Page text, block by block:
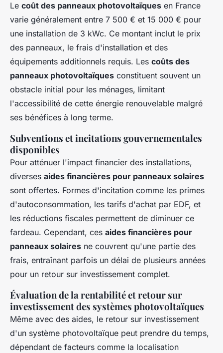
Le coût des panneaux photovoltaïques en France
varie généralement entre 7 500 € et 15 000 € pour
une installation de 3 kWc. Ce montant inclut le prix
des panneaux, le frais d'installation et des
équipements additionnels requis. Les coûts des
panneaux photovoltaïques constituent souvent un
obstacle initial pour les ménages, limitant
l'accessibilité de cette énergie renouvelable malgré
ses bénéfices à long terme.
Subventions et incitations gouvernementales
disponibles
Pour atténuer l'impact financier des installations,
diverses aides financières pour panneaux solaires
sont offertes. Formes d'incitation comme les primes
d'autoconsommation, les tarifs d'achat par EDF, et
les réductions fiscales permettent de diminuer ce
fardeau. Cependant, ces aides financières pour
panneaux solaires ne couvrent qu'une partie des
frais, entraînant parfois un délai de plusieurs années
pour un retour sur investissement complet.
Évaluation de la rentabilité et retour sur
investissement des systèmes photovoltaïques
Même avec des aides, le retour sur investissement
d'un système photovoltaïque peut prendre du temps,
dépendant de facteurs comme la localisation